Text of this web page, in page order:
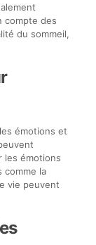
compte des
du sommeil,
émotions et
les émotions
comme la
vie peuvent